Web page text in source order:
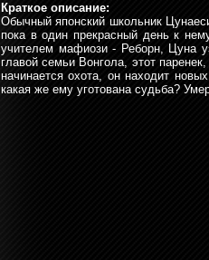
Краткое описание:
Обычный японский школьник
пока в один прекрасный день к
учителем мафиози - Реборн, Цуна
главой семьи Вонгола, этот
начинается охота, он находит
какая же ему уготована судьба?